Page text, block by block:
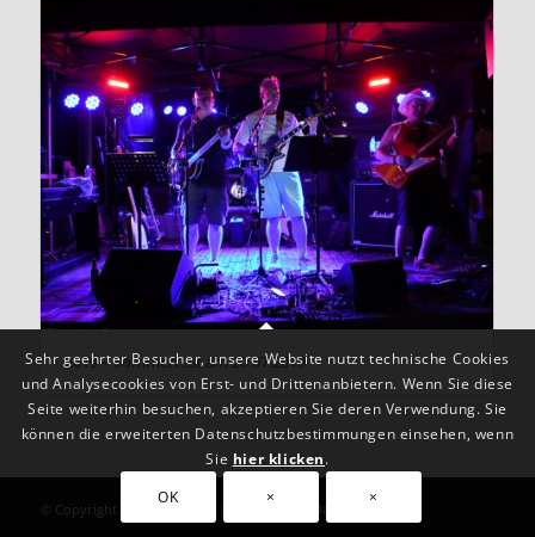
2019 – Sommerfest am 20.07.2019
© Copyright - TC Schwabing | Datenschutz
Sehr geehrter Besucher, unsere Website nutzt technische Cookies
und Analysecookies von Erst- und Drittenanbietern. Wenn Sie diese
Seite weiterhin besuchen, akzeptieren Sie deren Verwendung. Sie
können die erweiterten Datenschutzbestimmungen einsehen, wenn
Sie hier klicken.
OK
× ×